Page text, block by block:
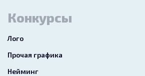
Конкурсы
Лого
Прочая графика
Нейминг